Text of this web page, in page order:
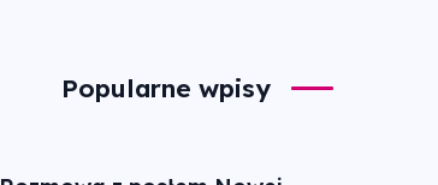
Popularne wpisy